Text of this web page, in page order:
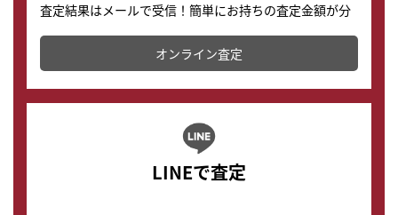
査定結果はメールで受信！簡単にお持ちの査定金額が分
かります。
オンライン査定
LINEで査定